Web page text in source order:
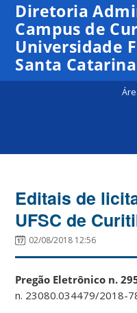
Diretoria
Campus de
Universidade
Santa Catarina
Editais de
UFSC de
02/08/2018 12:56
Pregão Eletrônico n.
n. 23080.034479/2018-